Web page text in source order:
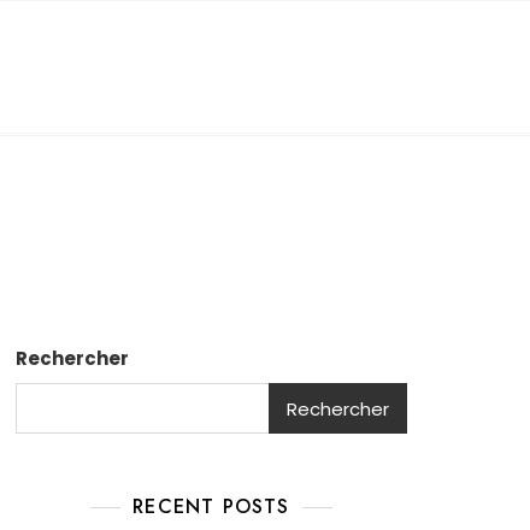
Rechercher
Rechercher
RECENT POSTS